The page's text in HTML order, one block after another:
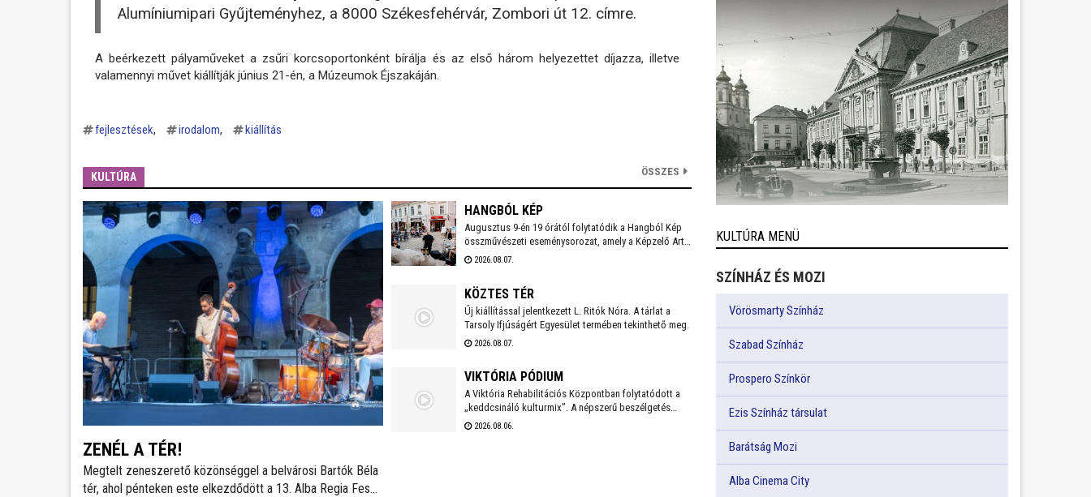
Alumíniumipari Gyűjteményhez, a 8000 Székesfehérvár, Zombori út 12. címre.
A beérkezett pályaműveket a zsűri korcsoportonként bírálja és az első három helyezettet díjazza, illetve
valamennyi művet kiállítják június 21-én, a Múzeumok Éjszakáján.
fejlesztések irodalom kiállítás
KULTÚRA ÖSSZES
ZENÉL A TÉR!
Megtelt zeneszerető közönséggel a belvárosi Bartók Béla
tér, ahol pénteken este elkezdődött a 13. Alba Regia Feszt.
HANGBÓL KÉP
Augusztus 9-én 19 órától folytatódik a Hangból Kép
összművészeti eseménysorozat, amely a Képzelő Art
Gallery művészeti közösségéhez kapcsolódó
2026.08.07.
KÖZTES TÉR
Új kiállítással jelentkezett L. Ritók Nóra. A tárlat a
Tarsoly Ifjúságért Egyesület termében tekinthető meg.
2026.08.07.
VIKTÓRIA PÓDIUM
A Viktória Rehabilitációs Központban folytatódott a
„keddcsináló kulturmix”. A népszerű beszélgetés
sorozaton ezúttal is kivételes vendégek tisztelték
2026.08.06.
KULTÚRA MENÜ
SZÍNHÁZ ÉS MOZI
Vörösmarty Színház
Szabad Színház
Prospero Színkör
Ezis Színház társulat
Barátság Mozi
Alba Cinema City